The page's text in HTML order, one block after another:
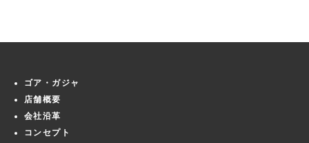
ゴア・ガジャ
店舗概要
会社沿革
コンセプト